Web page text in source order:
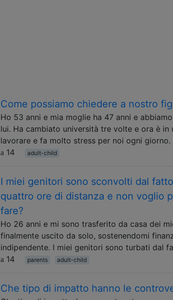
Come possiamo chiedere a nostro
Ho 53 anni e mia moglie ha 47 anni e
lui. Ha cambiato università tre volte e ora è
lavorare e fa molto stress per noi ogni
14
adult-child
I miei genitori sono sconvolti dal
quattro ore di distanza e non voglio
fare?
Ho 26 anni e mi sono trasferito da casa dei
finalmente uscito da solo, sostenendomi
indipendente. I miei genitori sono turbati dal
14
parents adult-child
Che tipo di impatto hanno le